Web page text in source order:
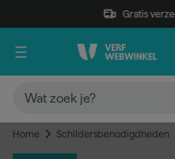
Gratis
Home Schildersbenodigdheden